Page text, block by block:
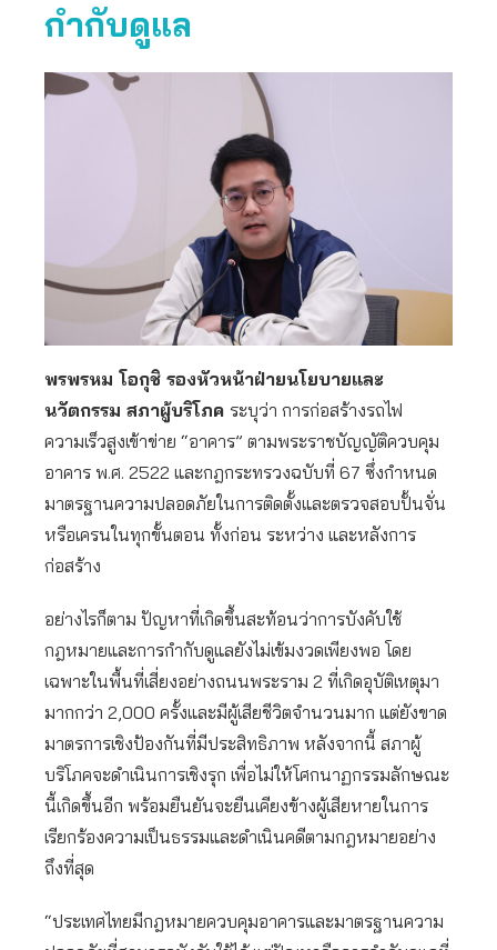
กำกับดูแล
พรพรหม โอกุชิ รองหัวหน้าฝ่ายนโยบายและ
นวัตกรรม สภาผู้บริโภค ระบุว่า การก่อสร้างรถไฟ
ความเร็วสูงเข้าข่าย “อาคาร” ตามพระราชบัญญัติควบคุม
อาคาร พ.ศ. 2522 และกฎกระทรวงฉบับที่ 67 ซึ่งกำหนด
มาตรฐานความปลอดภัยในการติดตั้งและตรวจสอบปั้นจั่น
หรือเครนในทุกขั้นตอน ทั้งก่อน ระหว่าง และหลังการ
ก่อสร้าง
อย่างไรก็ตาม ปัญหาที่เกิดขึ้นสะท้อนว่าการบังคับใช้
กฎหมายและการกำกับดูแลยังไม่เข้มงวดเพียงพอ โดย
เฉพาะในพื้นที่เสี่ยงอย่างถนนพระราม 2 ที่เกิดอุบัติเหตุมา
มากกว่า 2,000 ครั้งและมีผู้เสียชีวิตจำนวนมาก แต่ยังขาด
มาตรการเชิงป้องกันที่มีประสิทธิภาพ หลังจากนี้ สภาผู้
บริโภคจะดำเนินการเชิงรุก เพื่อไม่ให้โศกนาฏกรรมลักษณะ
นี้เกิดขึ้นอีก พร้อมยืนยันจะยืนเคียงข้างผู้เสียหายในการ
เรียกร้องความเป็นธรรมและดำเนินคดีตามกฎหมายอย่าง
ถึงที่สุด
“ประเทศไทยมีกฎหมายควบคุมอาคารและมาตรฐานความ